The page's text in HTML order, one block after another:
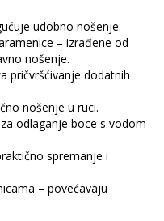
udobno nošenje.
– izrađene od
nošenje.
pričvršćivanje dodatnih
nošenje u ruci.
odlaganje boce s vodom
spremanje i
– povećavaju